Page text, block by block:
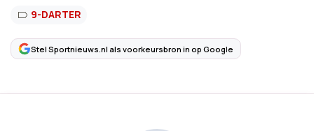
9-DARTER
Stel Sportnieuws.nl als voorkeursbron in op Google